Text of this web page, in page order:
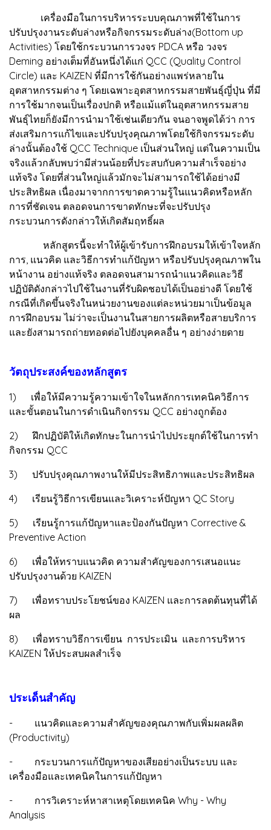
เครื่องมือในการบริหารระบบคุณภาพที่ใช้ในการ
ปรับปรุงงานระดับล่างหรือกิจกรรมระดับล่าง(Bottom up
Activities) โดยใช้กระบวนการวงจร PDCA หรือ วงจร
Deming อย่างเต็มที่อันหนึ่งได้แก่ QCC (Quality Control
Circle) และ KAIZEN ที่มีการใช้กันอย่างแพร่หลายใน
อุตสาหกรรมต่าง ๆ โดยเฉพาะอุตสาหกรรมสายพันธุ์ญี่ปุ่น ที่มี
การใช้มากจนเป็นเรื่องปกติ หรือแม้แต่ในอุตสาหกรรมสาย
พันธุ์ไทยก็ยังมีการนำมาใช้เช่นเดียวกัน จนอาจพูดได้ว่า การ
ส่งเสริมการแก้ไขและปรับปรุงคุณภาพโดยใช้กิจกรรมระดับ
ล่างนั้นต้องใช้ QCC Technique เป็นส่วนใหญ่ แต่ในความเป็น
จริงแล้วกลับพบว่ามีส่วนน้อยที่ประสบกับความสำเร็จอย่าง
แท้จริง โดยที่ส่วนใหญ่แล้วมักจะไม่สามารถใช้ได้อย่างมี
ประสิทธิผล เนื่องมาจากการขาดความรู้ในแนวคิดหรือหลัก
การที่ชัดเจน ตลอดจนการขาดทักษะที่จะปรับปรุง
กระบวนการดังกล่าวให้เกิดสัมฤทธิ์ผล
หลักสูตรนี้จะทำให้ผู้เข้ารับการฝึกอบรมให้เข้าใจหลัก
การ, แนวคิด และวิธีการทำแก้ปัญหา หรือปรับปรุงคุณภาพใน
หน้างาน อย่างแท้จริง ตลอดจนสามารถนำแนวคิดและวิธี
ปฏิบัติดังกล่าวไปใช้ในงานที่รับผิดชอบได้เป็นอย่างดี โดยใช้
กรณีที่เกิดขึ้นจริงในหน่วยงานของแต่ละหน่วยมาเป็นข้อมูล
การฝึกอบรม ไม่ว่าจะเป็นงานในสายการผลิตหรือสายบริการ
และยังสามารถถ่ายทอดต่อไปยังบุคคลอื่น ๆ อย่างง่ายดาย
วัตถุประสงค์ของหลักสูตร
1) เพื่อให้มีความรู้ความเข้าใจในหลักการเทคนิควิธีการ
และขั้นตอนในการดำเนินกิจกรรม QCC อย่างถูกต้อง
2) ฝึกปฏิบัติให้เกิดทักษะในการนำไปประยุกต์ใช้ในการทำ
กิจกรรม QCC
3) ปรับปรุงคุณภาพงานให้มีประสิทธิภาพและประสิทธิผล
4) เรียนรู้วิธีการเขียนและวิเคราะห์ปัญหา QC Story
5) เรียนรู้การแก้ปัญหาและป้องกันปัญหา Corrective &
Preventive Action
6) เพื่อให้ทราบแนวคิด ความสำคัญของการเสนอแนะ
ปรับปรุงงานด้วย KAIZEN
7) เพื่อทราบประโยชน์ของ KAIZEN และการลดต้นทุนที่ได้
ผล
8) เพื่อทราบวิธีการเขียน การประเมิน และการบริหาร
KAIZEN ให้ประสบผลสำเร็จ
ประเด็นสำคัญ
- แนวคิดและความสำคัญของคุณภาพกับเพิ่มผลผลิต
(Productivity)
- กระบวนการแก้ปัญหาของเสียอย่างเป็นระบบ และ
เครื่องมือและเทคนิคในการแก้ปัญหา
- การวิเคราะห์หาสาเหตุโดยเทคนิค Why - Why
Analysis